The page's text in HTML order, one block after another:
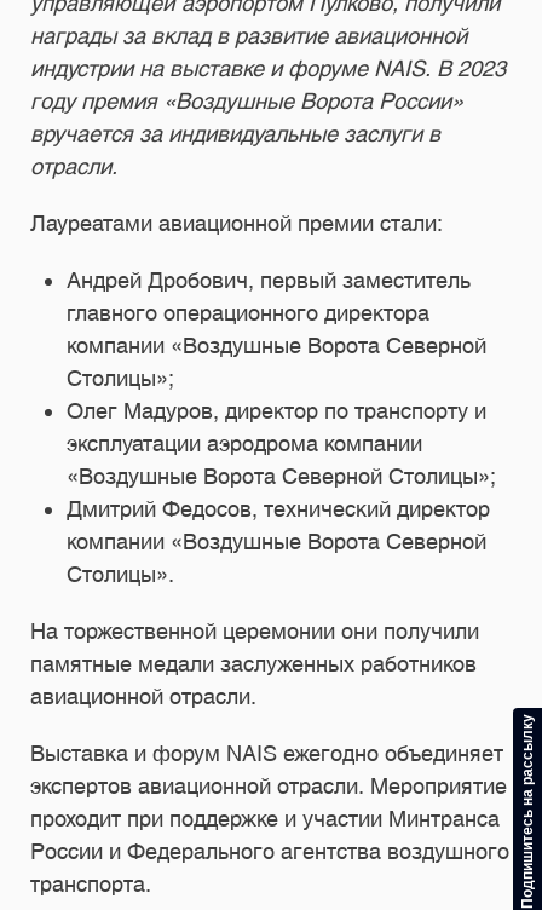
награды за вклад в развитие авиационной
индустрии на выставке и форуме NAIS. В 2023
году премия «Воздушные Ворота России»
вручается за индивидуальные заслуги в
отрасли.
Лауреатами авиационной премии стали:
Андрей Дробович, первый заместитель
главного операционного директора
компании «Воздушные Ворота Северной
Столицы»;
Олег Мадуров, директор по транспорту и
эксплуатации аэродрома компании
«Воздушные Ворота Северной Столицы»;
Дмитрий Федосов, технический директор
компании «Воздушные Ворота Северной
Столицы».
На торжественной церемонии они получили
памятные медали заслуженных работников
авиационной отрасли.
Выставка и форум NAIS ежегодно объединяет
экспертов авиационной отрасли. Мероприятие
проходит при поддержке и участии Минтранса
России и Федерального агентства воздушного
транспорта.
Подпишитесь на рассылку